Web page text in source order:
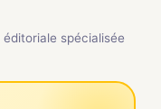
spécialisée